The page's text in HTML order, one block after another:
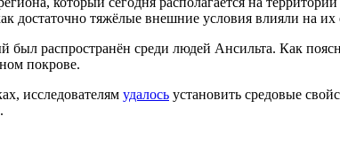
достаточно тяжёлые внешние условия влияли на их
распространён среди людей Ансильта. Как
покрове.
исследователям удалось установить средовые